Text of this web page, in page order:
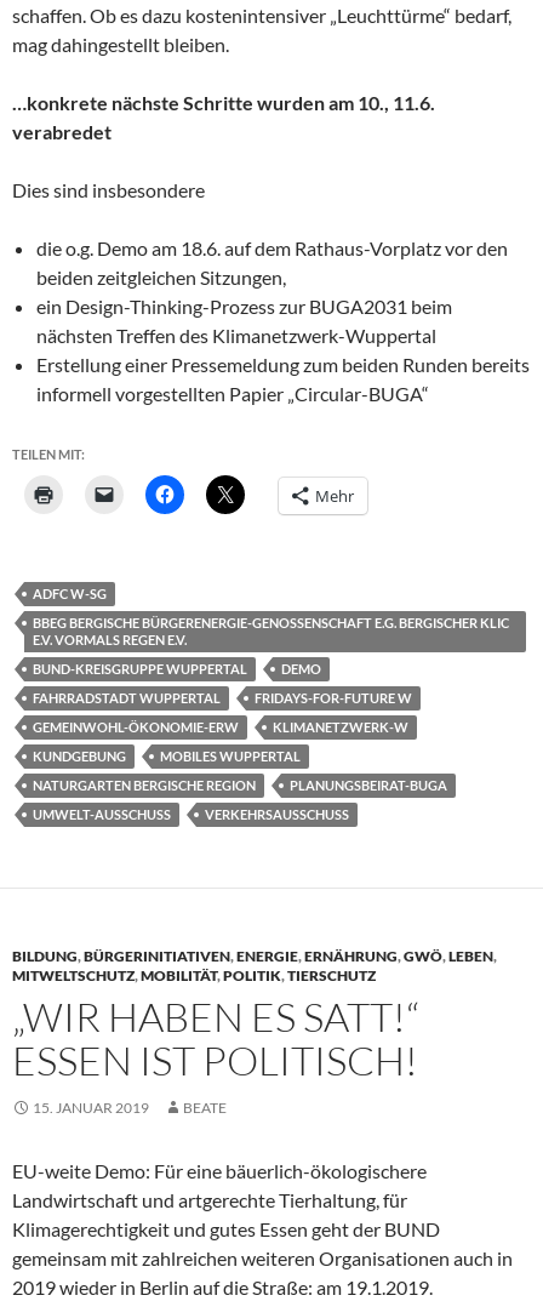
schaffen. Ob es dazu kostenintensiver „Leuchttürme“ bedarf,
mag dahingestellt bleiben.
…konkrete nächste Schritte wurden am 10., 11.6.
verabredet
Dies sind insbesondere
die o.g. Demo am 18.6. auf dem Rathaus-Vorplatz vor den
beiden zeitgleichen Sitzungen,
ein Design-Thinking-Prozess zur BUGA2031 beim
nächsten Treffen des Klimanetzwerk-Wuppertal
Erstellung einer Pressemeldung zum beiden Runden bereits
informell vorgestellten Papier „Circular-BUGA“
TEILEN MIT:
Mehr
ADFC W-SG
BBEG BERGISCHE BÜRGERENERGIE-GENOSSENSCHAFT E.G. BERGISCHER KLIC
E.V. VORMALS REGEN E.V.
BUND-KREISGRUPPE WUPPERTAL
DEMO
FAHRRADSTADT WUPPERTAL
FRIDAYS-FOR-FUTURE W
GEMEINWOHL-ÖKONOMIE-ERW
KLIMANETZWERK-W
KUNDGEBUNG
MOBILES WUPPERTAL
NATURGARTEN BERGISCHE REGION
PLANUNGSBEIRAT-BUGA
UMWELT-AUSSCHUSS
VERKEHRSAUSSCHUSS
BILDUNG,BÜRGERINITIATIVEN,ENERGIE,ERNÄHRUNG,GWÖ,LEBEN,
MITWELTSCHUTZ,MOBILITÄT,POLITIK,TIERSCHUTZ
„WIR HABEN ES SATT!“
ESSEN IST POLITISCH!
15. JANUAR 2019 BEATE
EU-weite Demo: Für eine bäuerlich-ökologischere
Landwirtschaft und artgerechte Tierhaltung, für
Klimagerechtigkeit und gutes Essen geht der BUND
gemeinsam mit zahlreichen weiteren Organisationen auch in
2019 wieder in Berlin auf die Straße: am 19.1.2019.